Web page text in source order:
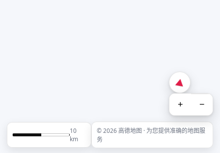
+ −
10
km
© 2026 高德地图 · 为您提供准确的地图服
务